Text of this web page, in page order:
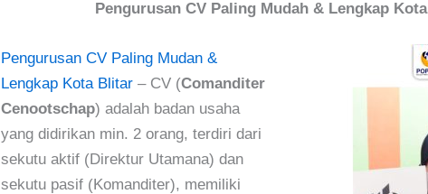
Pengurusan CV Paling Mudah & Lengkap
Pengurusan CV Paling Mudan &
Lengkap Kota Blitar– CV (Comanditer
Cenootschap) adalah badan usaha
yang didirikan min. 2 orang, terdiri dari
sekutu aktif (Direktur Utamana) dan
sekutu pasif (Komanditer), memiliki